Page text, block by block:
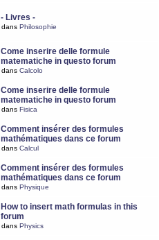
- Livres -
dans Philosophie
Come inserire delle formule
matematiche in questo forum
dans Calcolo
Come inserire delle formule
matematiche in questo forum
dans Fisica
Comment insérer des formules
mathématiques dans ce forum
dans Calcul
Comment insérer des formules
mathématiques dans ce forum
dans Physique
How to insert math formulas in this
forum
dans Physics